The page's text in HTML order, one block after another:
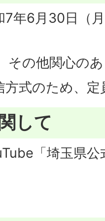
7年6月30日（
その他関心の
方式のため、
して
「埼玉県